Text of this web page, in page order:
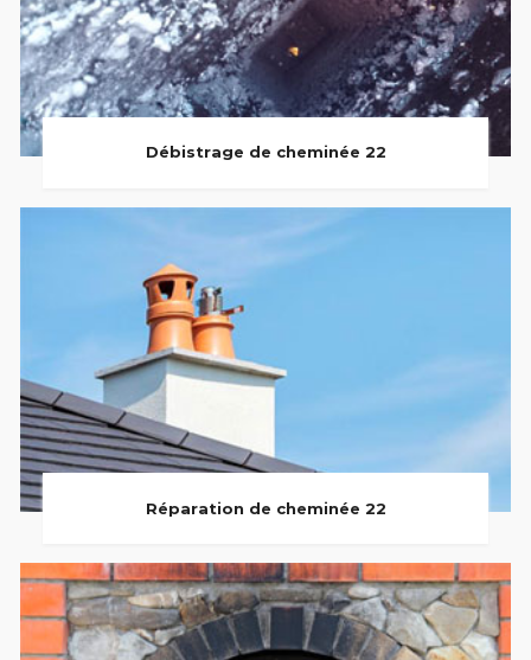
Débistrage de cheminée 22
Réparation de cheminée 22